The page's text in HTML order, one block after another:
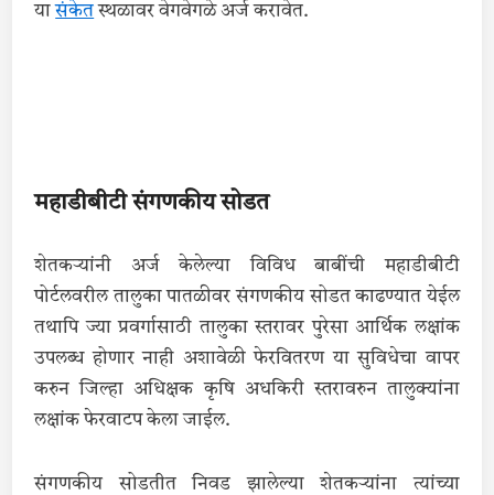
यासंकेतस्थळावर वेगवेगळे अर्ज करावेत.
महाडीबीटी संगणकीय सोडत
शेतकऱ्यांनी अर्ज केलेल्या विविध बाबींची महाडीबीटी
पोर्टलवरील तालुका पातळीवर संगणकीय सोडत काढण्यात येईल
तथापि ज्या प्रवर्गासाठी तालुका स्तरावर पुरेसा आर्थिक लक्षांक
उपलब्ध होणार नाही अशावेळी फेरवितरण या सुविधेचा वापर
करुन जिल्हा अधिक्षक कृषि अधकिरी स्तरावरुन तालुक्यांना
लक्षांक फेरवाटप केला जाईल.
संगणकीय सोडतीत निवड झालेल्या शेतकऱ्यांना त्यांच्या